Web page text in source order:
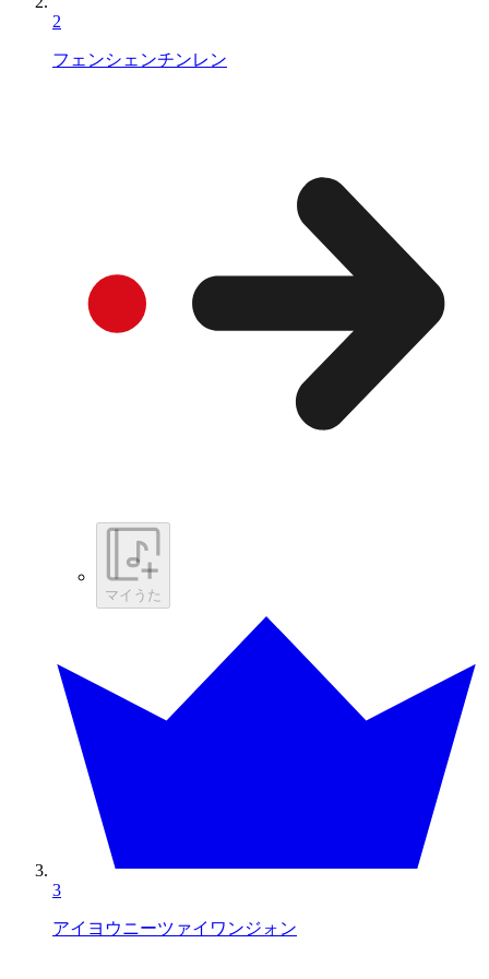
2
フェンシェンチンレン
マイうた
3
アイヨウニーツァイワンジォン